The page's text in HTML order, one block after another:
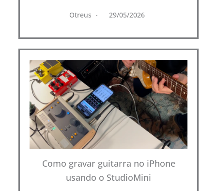
Otreus 29/05/2026
Como gravar guitarra no iPhone
usando o StudioMini